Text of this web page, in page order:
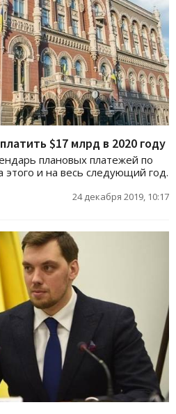
$17 млрд в 2020 году
плановых платежей по
и на весь следующий год.
24 декабря 2019, 10:17